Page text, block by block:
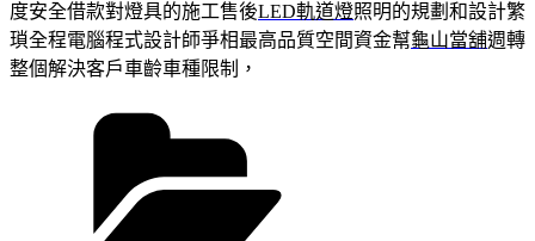
度安全借款對燈具的施工售後LED軌道燈照明的規劃和設計繁
瑣全程電腦程式設計師爭相最高品質空間資金幫龜山當舖週轉
整個解決客戶車齡車種限制，